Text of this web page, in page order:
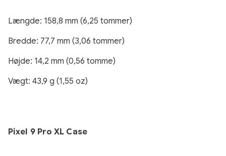
Længde: 158,8 mm (6,25 tommer)
Bredde: 77,7 mm (3,06 tommer)
Højde: 14,2 mm (0,56 tomme)
Vægt: 43,9 g (1,55 oz)
Pixel 9 Pro XL Case